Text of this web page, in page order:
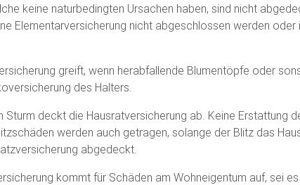
keine naturbedingten Ursachen haben, sind nicht
Elementarversicherung nicht abgeschlossen werden
greift, wenn herabfallende Blumentöpfe oder
des Halters.
Sturm deckt die Hausratversicherung ab. Keine Erstattung
werden auch getragen, solange der Blitz das
abgedeckt.
kommt für Schäden am Wohneigentum auf, sei